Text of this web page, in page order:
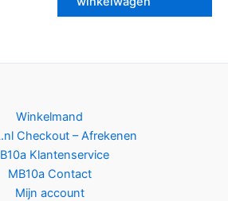
Winkelmand
Checkout – Afrekenen
Klantenservice
MB10a Contact
Mijn account